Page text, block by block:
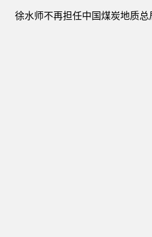
徐水师不再担任中国煤炭地质总